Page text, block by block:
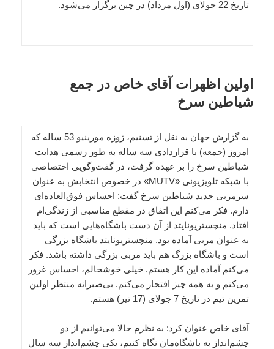
تاریخ 22 جولای (اول مرداد) در چین برگزار می‌شود.
اولین اظهرات آقای خاص در جمع
شیاطین سرخ
به گزارش جهان به نقل از تسنیم، ژوزه مورینیو 53 ساله که
امروز (جمعه) با قراردادی سه ساله به طور رسمی هدایت
شیاطین سرخ را بر عهده گرفت، در گفت‌و‌گویی اختصاصی
با شبکه تلویزیونی «MUTV» در خصوص انتخابش به عنوان
سرمربی جدید شیاطین سرخ گفت: احساس فوق‌العاده‌ای
دارم. فکر می‌کنم این اتفاق در مقطع مناسبی از زندگی‌ام
افتاد. منچستریونایتد از آن دست باشگاه‌هایی است که باید
به عنوان مربی آماده بود. منچستریونایتد باشگاه بزرگی
است و باشگاه بزرگ هم باید مربی بزرگی داشته باشد. فکر
می‌کنم آماده این کار هستم. خیلی خوشحالم، احساس غرور
می‌کنم و به همه چیز افتحار می‌کنم. بی‌صبرانه منتظر اولین
تمرین تیم در تاریخ 7 جولای (17 تیر) هستم.
آقای خاص عنوان کرد: به نظرم حالا می‌توانیم از دو
چشم‌انداز به باشگاه‌مان نگاه کنیم، یکی چشم‌انداز سه سال